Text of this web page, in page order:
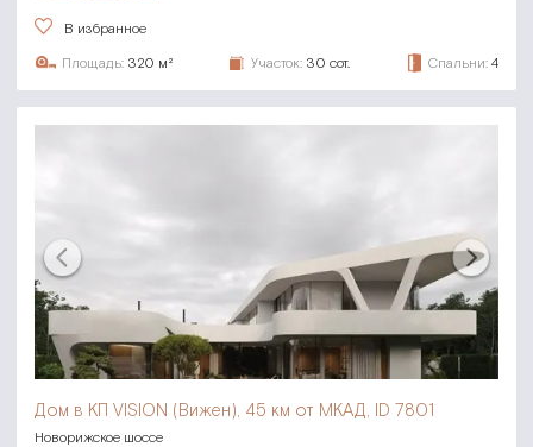
В избранное
Площадь: 320 м² Участок: 30 сот. Спальни: 4
Дом в КП VISION (Вижен), 45 км от МКАД, ID 7801
Новорижское шоссе